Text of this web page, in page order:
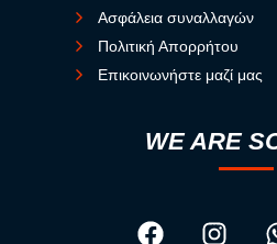
Ασφάλεια συναλλαγών
Πολιτική Απορρήτου
Επικοινωνήστε μαζί μας
WE ARE